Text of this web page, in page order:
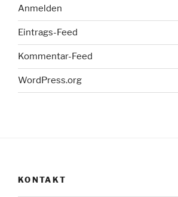
Anmelden
Eintrags-Feed
Kommentar-Feed
WordPress.org
KONTAKT